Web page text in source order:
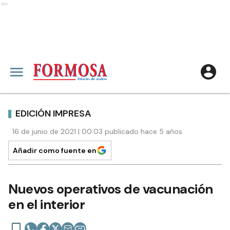
Ads
EDICIÓN IMPRESA
16 de junio de 2021 | 00:03 publicado hace 5 años
Añadir como fuente en
Nuevos operativos de vacunación
en el interior